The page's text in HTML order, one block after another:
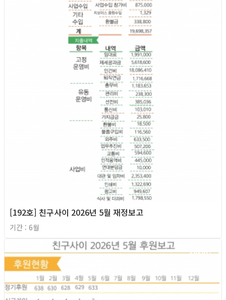
[192호] 친구사이 2026년 5월 재정보고
기간 : 6월
2026년